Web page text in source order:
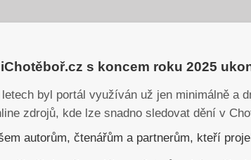
s koncem roku 2025
byl portál využíván už jen minimálně a
zdrojů, kde lze snadno sledovat dění v
autorům, čtenářům a partnerům, kteří